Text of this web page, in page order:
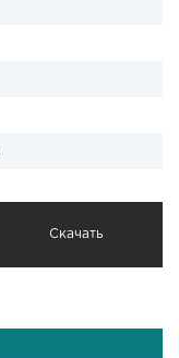
Скачать